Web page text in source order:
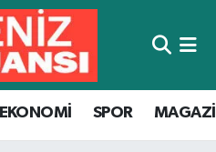
EKONOMİ SPOR